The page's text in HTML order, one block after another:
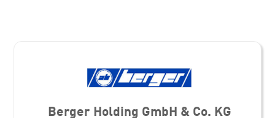
Berger Holding GmbH & Co. KG